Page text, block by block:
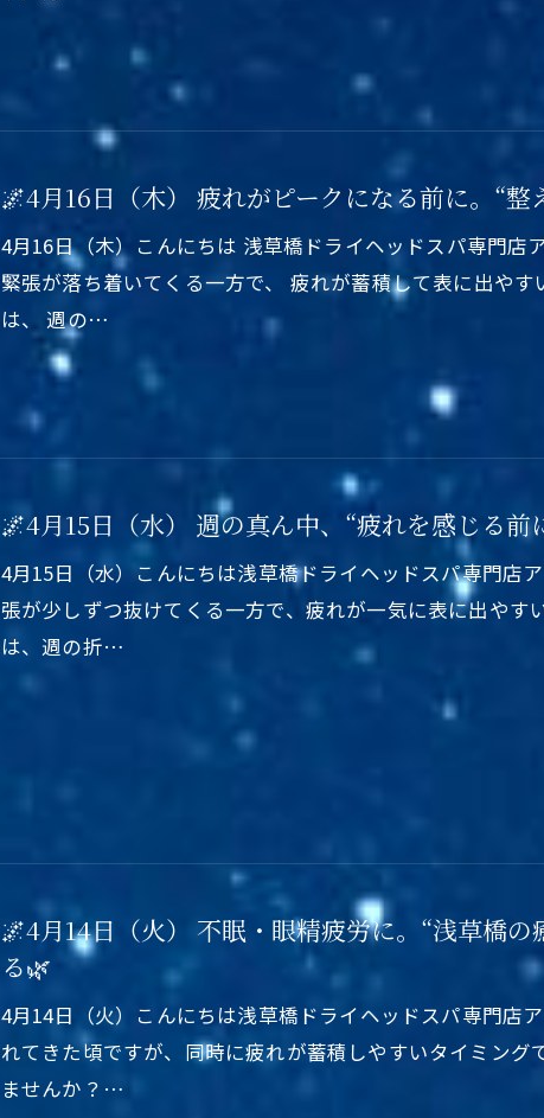
🌌4月16日（木） 疲れがピークになる前に。“
4月16日（木）こんにちは 浅草橋ドライヘッドスパ専門店
緊張が落ち着いてくる一方で、 疲れが蓄積して表に出や
は、 週の…
🌌4月15日（水） 週の真ん中、“疲れを感じる
4月15日（水）こんにちは浅草橋ドライヘッドスパ専門店
張が少しずつ抜けてくる一方で、疲れが一気に表に出やす
は、週の折…
🌌4月14日（火） 不眠・眼精疲労に。“浅草橋
る🌿
4月14日（火）こんにちは浅草橋ドライヘッドスパ専門店
れてきた頃ですが、同時に疲れが蓄積しやすいタイミング
ませんか？…